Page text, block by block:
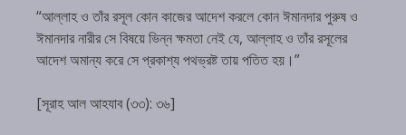
“আল্লাহ ও তাঁর রসূল কোন কাজের আদেশ করলে কোন ঈমানদার পুরুষ ও
ঈমানদার নারীর সে বিষয়ে ভিন্ন ক্ষমতা নেই যে, আল্লাহ ও তাঁর রসূলের
আদেশ অমান্য করে সে প্রকাশ্য পথভ্রষ্ট তায় পতিত হয়।”
[সূরাহ আল আহযাব (৩৩): ৩৬]